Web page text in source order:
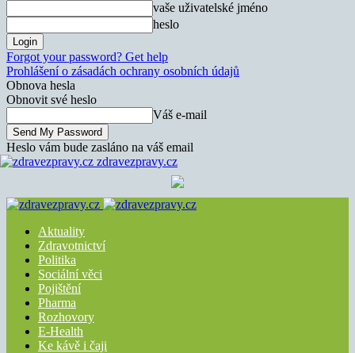
vaše uživatelské jméno
heslo
Forgot your password? Get help
Prohlášení o zásadách ochrany osobních údajů
Obnova hesla
Obnovit své heslo
Váš e-mail
Heslo vám bude zasláno na váš email
zdravezpravy.cz
Aktuality
Zdravotnictví
Politika
Sociální věci
Pojištění
Pharma
Rozhovory
E-Health
Ke kávě i čaji